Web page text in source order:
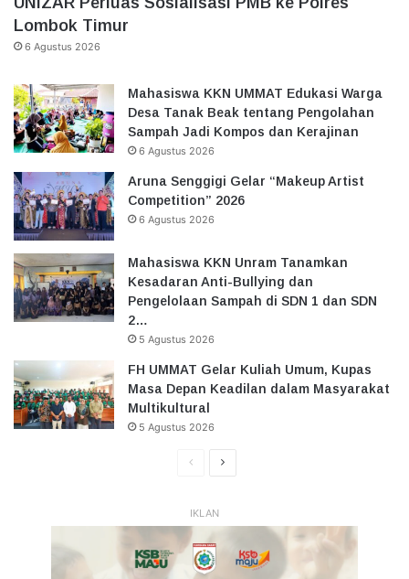
Lombok Timur
6 Agustus 2026
Mahasiswa KKN UMMAT Edukasi Warga
Desa Tanak Beak tentang Pengolahan
Sampah Jadi Kompos dan Kerajinan
6 Agustus 2026
Aruna Senggigi Gelar “Makeup Artist
Competition” 2026
6 Agustus 2026
Mahasiswa KKN Unram Tanamkan
Kesadaran Anti-Bullying dan
Pengelolaan Sampah di SDN 1 dan SDN
2…
5 Agustus 2026
FH UMMAT Gelar Kuliah Umum, Kupas
Masa Depan Keadilan dalam Masyarakat
Multikultural
5 Agustus 2026
HalamanHalaman
IKLAN